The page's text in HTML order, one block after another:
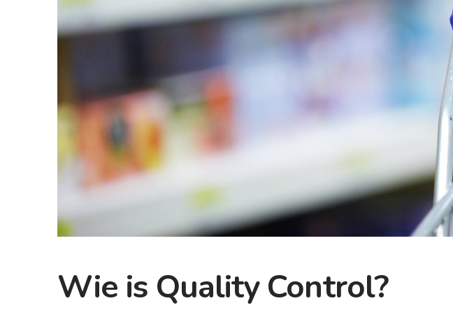
Wie is Quality Control?